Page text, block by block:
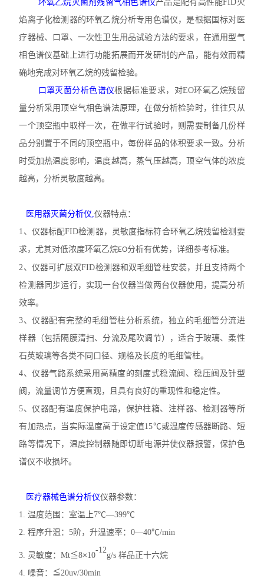
环氧乙烷灭菌剂残留气相色谱仪产品是配有高性能FID火
焰离子化检测器的环氧乙烷分析专用色谱仪，是根据国标对医
疗器械、口罩、一次性卫生用品试验方法的要求，在通用型气
相色谱仪基础上进行功能拓展而开发研制的产品，能有效而精
确地完成对环氧乙烷的残留检验。
口罩灭菌分析色谱仪根据标准要求，对EO环氧乙烷残留
量分析采用顶空气相色谱法原理，在做分析检验时，往往只从
一个顶空瓶中取样一次，在做平行试验时，则需要制备几份样
品分别置于不同的顶空瓶中，每份样品的体积要求一致。分析
时受加热温度影响，温度越高，蒸气压越高，顶空气体的浓度
越高，分析灵敏度越高。
医用器灭菌分析仪,仪器特点：
1、 仪器标配FID检测器，灵敏度指标符合环氧乙烷残留检测要
求，尤其对低浓度环氧乙烷EO分析有优势，详细参考标准。
2、 仪器可扩展双FID检测器和双毛细管柱安装，并且支持两个
检测器同步运行，实现一台仪器当做两台仪器使用，提高分析
效率。
3、仪器配有完整的毛细管柱分析系统，独立的毛细管分流进
样器（包括隔膜清扫、分流及尾吹调节），适合于玻璃、柔性
石英玻璃等各类不同口径、规格及长度的毛细管柱。
4、仪器气路系统采用高精度的刻度式稳流阀、稳压阀及针型
阀，流量调节方便直观，且具有良好的重现性和稳定性。
5、仪器配有温度保护电路，保护柱箱、注样器、检测器等所
有加热点，当实际温度高于设定值15℃或温度传感器断路、短
路等情况下，温度控制器随即切断电源并使仪器报警，保护色
谱仪不收损坏。
医疗器械色谱分析仪仪器参数：
1.温度范围：室温上7℃—399℃
2.程序升温：5阶，升温速率：0—40℃/min
3. 灵敏度：Mt≦8×10
-12
g/s 样品正十六烷
4. 噪音： ≦20uv/30min